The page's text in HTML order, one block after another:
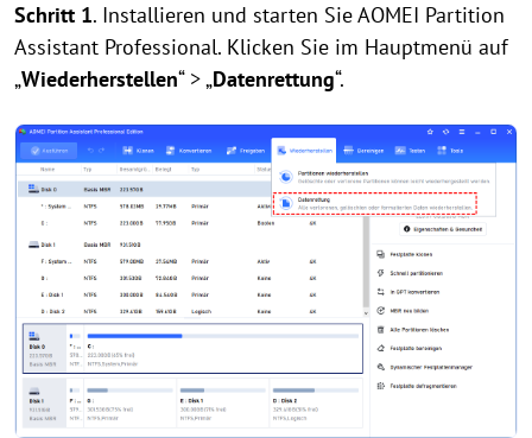
Schritt 1. Installieren und starten Sie AOMEI Partition
Assistant Professional. Klicken Sie im Hauptmenü auf
„Wiederherstellen“ > „Datenrettung“.